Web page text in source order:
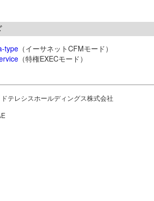
type （イーサネットCFMモード）
（特権EXECモード）
テレシスホールディングス株式会社